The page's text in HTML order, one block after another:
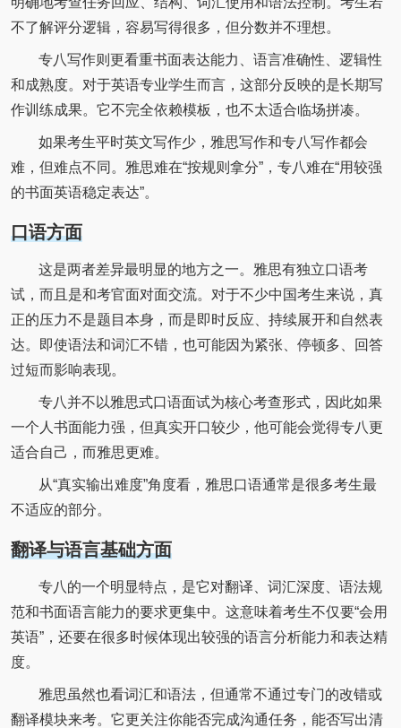
不了解评分逻辑，容易写得很多，但分数并不理想。
专八写作则更看重书面表达能力、语言准确性、逻辑性
和成熟度。对于英语专业学生而言，这部分反映的是长期写
作训练成果。它不完全依赖模板，也不太适合临场拼凑。
如果考生平时英文写作少，雅思写作和专八写作都会
难，但难点不同。雅思难在“按规则拿分”，专八难在“用较强
的书面英语稳定表达”。
口语方面
这是两者差异最明显的地方之一。雅思有独立口语考
试，而且是和考官面对面交流。对于不少中国考生来说，真
正的压力不是题目本身，而是即时反应、持续展开和自然表
达。即使语法和词汇不错，也可能因为紧张、停顿多、回答
过短而影响表现。
专八并不以雅思式口语面试为核心考查形式，因此如果
一个人书面能力强，但真实开口较少，他可能会觉得专八更
适合自己，而雅思更难。
从“真实输出难度”角度看，雅思口语通常是很多考生最
不适应的部分。
翻译与语言基础方面
专八的一个明显特点，是它对翻译、词汇深度、语法规
范和书面语言能力的要求更集中。这意味着考生不仅要“会用
英语”，还要在很多时候体现出较强的语言分析能力和表达精
度。
雅思虽然也看词汇和语法，但通常不通过专门的改错或
翻译模块来考。它更关注你能否完成沟通任务，能否写出清